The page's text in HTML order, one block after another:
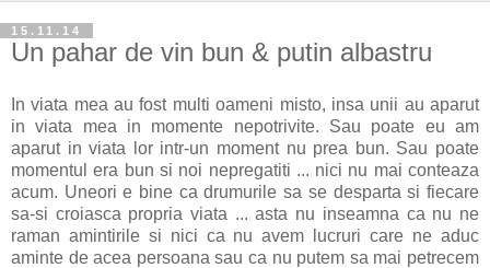
15.11.14
Un pahar de vin bun & putin albastru
In viata mea au fost multi oameni misto, insa unii au aparut
in viata mea in momente nepotrivite. Sau poate eu am
aparut in viata lor intr-un moment nu prea bun. Sau poate
momentul era bun si noi nepregatiti ... nici nu mai conteaza
acum. Uneori e bine ca drumurile sa se desparta si fiecare
sa-si croiasca propria viata ... asta nu inseamna ca nu ne
raman amintirile si nici ca nu avem lucruri care ne aduc
aminte de acea persoana sau ca nu putem sa mai petrecem